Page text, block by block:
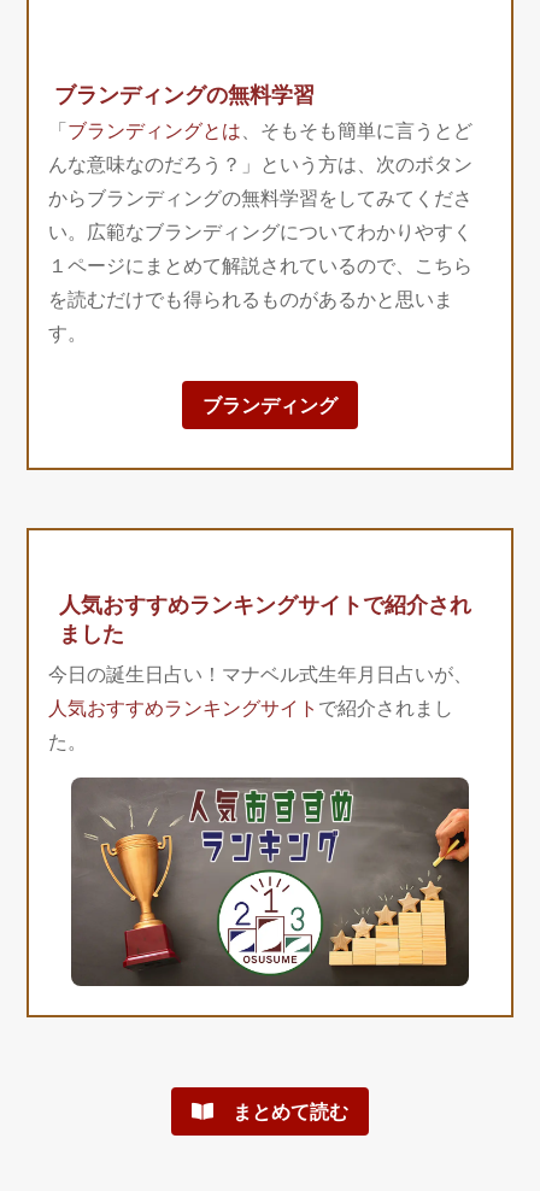
ブランディングの無料学習
「ブランディングとは、そもそも簡単に言うとど
んな意味なのだろう？」という方は、次のボタン
からブランディングの無料学習をしてみてくださ
い。広範なブランディングについてわかりやすく
１ページにまとめて解説されているので、こちら
を読むだけでも得られるものがあるかと思いま
す。
ブランディング
人気おすすめランキングサイトで紹介され
ました
今日の誕生日占い！マナベル式生年月日占いが、
人気おすすめランキングサイト で紹介されまし
た。
まとめて読む